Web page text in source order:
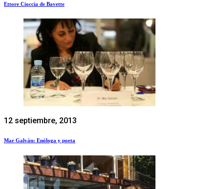
Ettore Cioccia de Bavette
12 septiembre, 2013
Mar Galván: Enóloga y poeta